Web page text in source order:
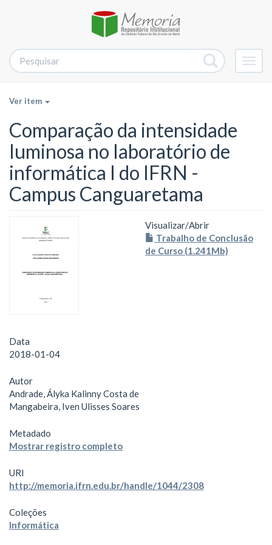
Ver item
Comparação da intensidade
luminosa no laboratório de
informática I do IFRN -
Campus Canguaretama
Visualizar/Abrir
Trabalho de Conclusão
de Curso (1.241Mb)
Data
2018-01-04
Autor
Andrade, Ályka Kalinny Costa de
Mangabeira, Iven Ulisses Soares
Metadado
Mostrar registro completo
URI
http://memoria.ifrn.edu.br/handle/1044/2308
Coleções
Informática